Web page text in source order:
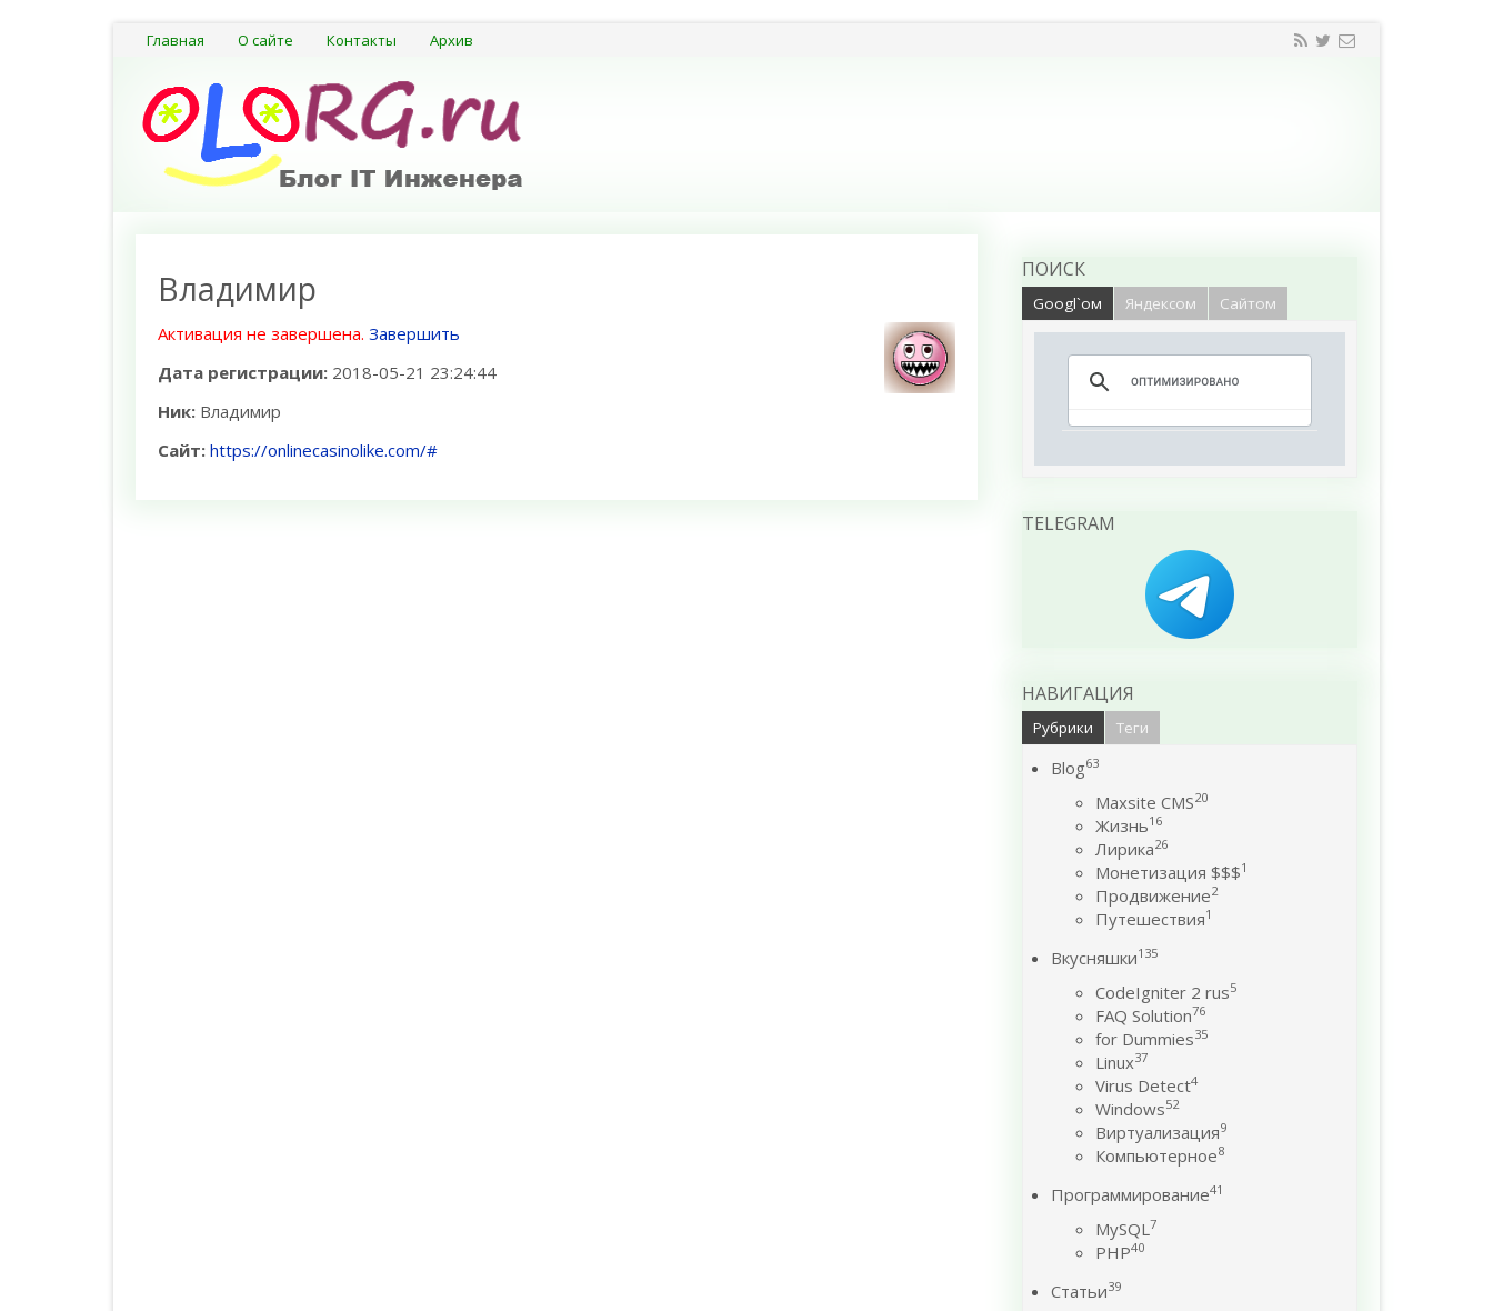
Главная О сайте Контакты Архив
Владимир
Активация не завершена. Завершить
Дата регистрации: 2018-05-21 23:24:44
Ник: Владимир
Сайт: https://onlinecasinolike.com/#
ПОИСК
Googl`ом Яндексом Сайтом
TELEGRAM
НАВИГАЦИЯ
Рубрики Теги
Blog63
Maxsite CMS20
Жизнь16
Лирика26
Монетизация $$$1
Продвижение2
Путешествия1
Вкусняшки135
CodeIgniter 2 rus5
FAQ Solution76
for Dummies35
Linux37
Virus Detect4
Windows52
Виртуализация9
Компьютерное8
Программирование41
MySQL7
PHP40
Статьи39